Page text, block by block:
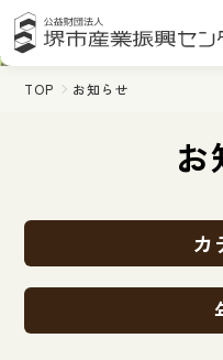
TOP お知らせ
お
カ